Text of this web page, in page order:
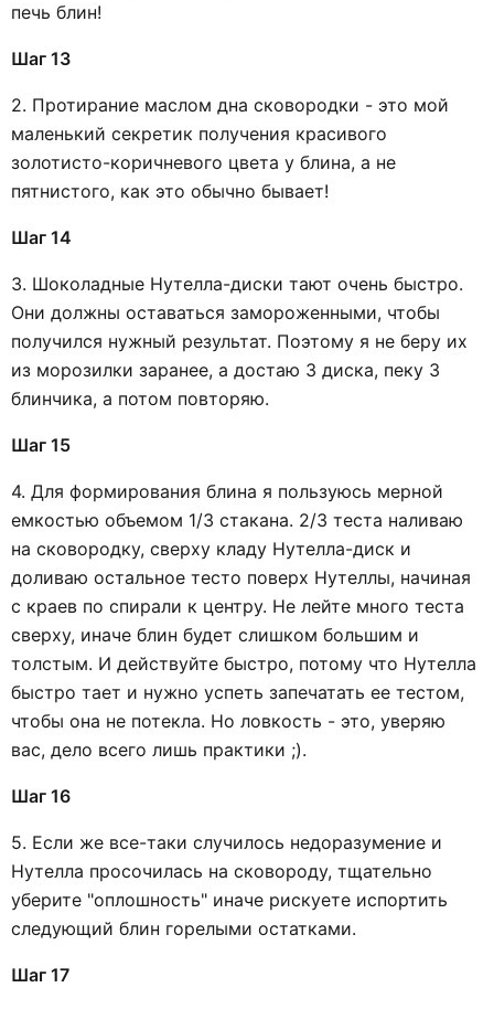
печь блин!
Шаг 13
2. Протирание маслом дна сковородки - это мой
маленький секретик получения красивого
золотисто-коричневого цвета у блина, а не
пятнистого, как это обычно бывает!
Шаг 14
3. Шоколадные Нутелла-диски тают очень быстро.
Они должны оставаться замороженными, чтобы
получился нужный результат. Поэтому я не беру их
из морозилки заранее, а достаю 3 диска, пеку 3
блинчика, а потом повторяю.
Шаг 15
4. Для формирования блина я пользуюсь мерной
емкостью объемом 1/3 стакана. 2/3 теста наливаю
на сковородку, сверху кладу Нутелла-диск и
доливаю остальное тесто поверх Нутеллы, начиная
с краев по спирали к центру. Не лейте много теста
сверху, иначе блин будет слишком большим и
толстым. И действуйте быстро, потому что Нутелла
быстро тает и нужно успеть запечатать ее тестом,
чтобы она не потекла. Но ловкость - это, уверяю
вас, дело всего лишь практики ;).
Шаг 16
5. Если же все-таки случилось недоразумение и
Нутелла просочилась на сковороду, тщательно
уберите "оплошность" иначе рискуете испортить
следующий блин горелыми остатками.
Шаг 17